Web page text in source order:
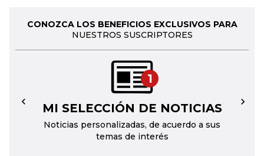
CONOZCA LOS BENEFICIOS EXCLUSIVOS PARA
NUESTROS SUSCRIPTORES
1
MI SELECCIÓN DE NOTICIAS
Noticias personalizadas, de acuerdo a sus
temas de interés
← →